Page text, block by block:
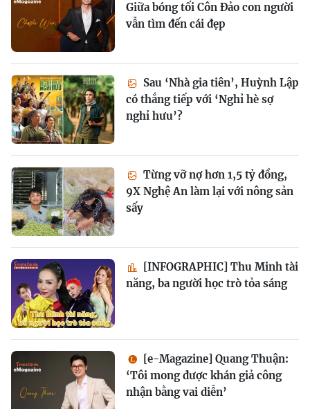
Giữa bóng tối Côn Đảo con người
vẫn tìm đến cái đẹp
Sau ‘Nhà gia tiên’, Huỳnh Lập
có thắng tiếp với ‘Nghỉ hè sợ
nghỉ hưu’?
Từng vỡ nợ hơn 1,5 tỷ đồng,
9X Nghệ An làm lại với nông sản
sấy
[INFOGRAPHIC] Thu Minh tài
năng, ba người học trò tỏa sáng
[e-Magazine] Quang Thuận:
‘Tôi mong được khán giả công
nhận bằng vai diễn’